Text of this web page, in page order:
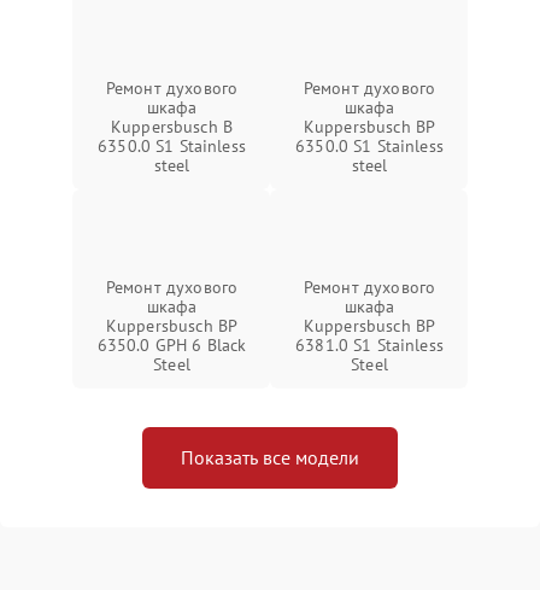
Ремонт духового
шкафа
Kuppersbusch B
6350.0 S1 Stainless
steel
Ремонт духового
шкафа
Kuppersbusch BP
6350.0 S1 Stainless
steel
Ремонт духового
шкафа
Kuppersbusch BP
6350.0 GPH 6 Black
Steel
Ремонт духового
шкафа
Kuppersbusch BP
6381.0 S1 Stainless
Steel
Показать все модели